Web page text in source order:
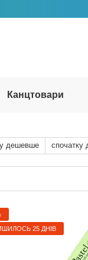
Канцтовари
дешевше спочатку
25 ДНІВ